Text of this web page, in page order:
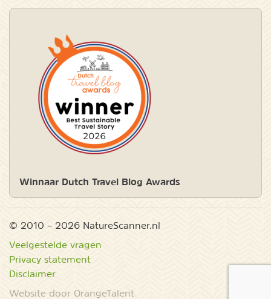
Winnaar Dutch Travel Blog Awards
© 2010 – 2026 NatureScanner.nl
Veelgestelde vragen
Privacy statement
Disclaimer
Website door OrangeTalent